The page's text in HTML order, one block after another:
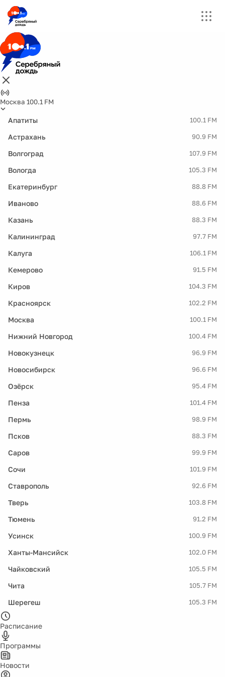
Москва 100.1 FM
Апатиты 100.1 FM
Астрахань 90.9 FM
Волгоград 107.9 FM
Вологда 105.3 FM
Екатеринбург 88.8 FM
Иваново 88.6 FM
Казань 88.3 FM
Калининград 97.7 FM
Калуга 106.1 FM
Кемерово 91.5 FM
Киров 104.3 FM
Красноярск 102.2 FM
Москва 100.1 FM
Нижний Новгород 100.4 FM
Новокузнецк 96.9 FM
Новосибирск 96.6 FM
Озёрск 95.4 FM
Пенза 101.4 FM
Пермь 98.9 FM
Псков 88.3 FM
Саров 99.9 FM
Сочи 101.9 FM
Ставрополь 92.6 FM
Тверь 103.8 FM
Тюмень 91.2 FM
Усинск 100.9 FM
Ханты-Мансийск 102.0 FM
Чайковский 105.5 FM
Чита 105.7 FM
Шерегеш 105.3 FM
Расписание
Программы
Новости